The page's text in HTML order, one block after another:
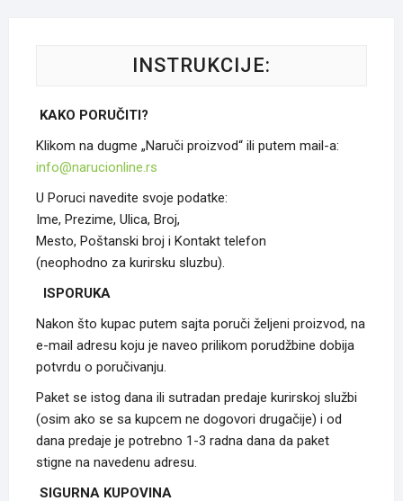
INSTRUKCIJE:
KAKO PORUČITI?
Klikom na dugme „Naruči proizvod“ ili putem mail-a:
info@narucionline.rs
U Poruci navedite svoje podatke:
Ime, Prezime, Ulica, Broj,
Mesto, Poštanski broj i Kontakt telefon
(neophodno za kurirsku sluzbu).
ISPORUKA
Nakon što kupac putem sajta poruči željeni proizvod, na
e-mail adresu koju je naveo prilikom porudžbine dobija
potvrdu o poručivanju.
Paket se istog dana ili sutradan predaje kurirskoj službi
(osim ako se sa kupcem ne dogovori drugačije) i od
dana predaje je potrebno 1-3 radna dana da paket
stigne na navedenu adresu.
SIGURNA KUPOVINA